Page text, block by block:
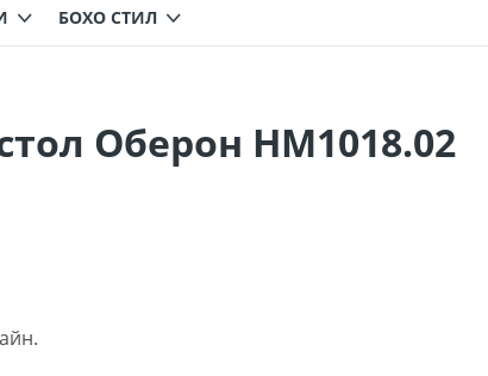
БОХО СТИЛ
Оберон HM1018.02